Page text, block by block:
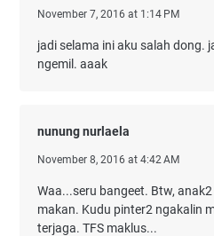
November 7, 2016 at 1:14 PM
jadi selama ini aku salah dong.
ngemil. aaak
nunung nurlaela
November 8, 2016 at 4:42 AM
Waa...seru bangeet. Btw,
makan. Kudu pinter2 ngakalin
terjaga. TFS maklus...